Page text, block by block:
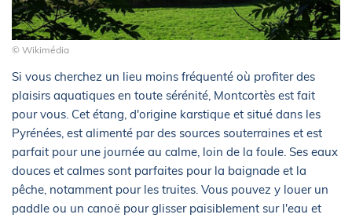
© Wikimédia
Si vous cherchez un lieu moins fréquenté où profiter des
plaisirs aquatiques en toute sérénité, Montcortès est fait
pour vous. Cet étang, d'origine karstique et situé dans les
Pyrénées, est alimenté par des sources souterraines et est
parfait pour une journée au calme, loin de la foule. Ses eaux
douces et calmes sont parfaites pour la baignade et la
pêche, notamment pour les truites. Vous pouvez y louer un
paddle ou un canoë pour glisser paisiblement sur l'eau et